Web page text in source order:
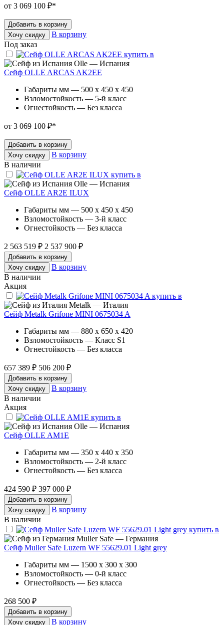
от 3 069 100 ₽*
Добавить в корзину
Хочу скидку
В корзину
Под заказ
Olle — Испания
Сейф OLLE ARCAS AK2EE
Габариты мм — 500 x 450 x 450
Взломостойкость — 5-й класс
Огнестойкость — Без класса
от 3 069 100 ₽*
Добавить в корзину
Хочу скидку
В корзину
В наличии
Olle — Испания
Сейф OLLE AR2E ILUX
Габариты мм — 500 x 450 x 450
Взломостойкость — 3-й класс
Огнестойкость — Без класса
2 563 519 ₽ 2 537 900 ₽
Добавить в корзину
Хочу скидку
В корзину
В наличии
Акция
Metalk — Италия
Сейф Metalk Grifone MINI 0675034 A
Габариты мм — 880 x 650 x 420
Взломостойкость — Класс S1
Огнестойкость — Без класса
657 389 ₽ 506 200 ₽
Добавить в корзину
Хочу скидку
В корзину
В наличии
Акция
Olle — Испания
Сейф OLLE AM1E
Габариты мм — 350 x 440 x 350
Взломостойкость — 2-й класс
Огнестойкость — Без класса
424 590 ₽ 397 000 ₽
Добавить в корзину
Хочу скидку
В корзину
В наличии
Muller Safe — Германия
Сейф Muller Safe Luzern WF 55629.01 Light grey
Габариты мм — 1500 x 300 x 300
Взломостойкость — 0-й класс
Огнестойкость — Без класса
268 500 ₽
Добавить в корзину
Хочу скидку
В корзину